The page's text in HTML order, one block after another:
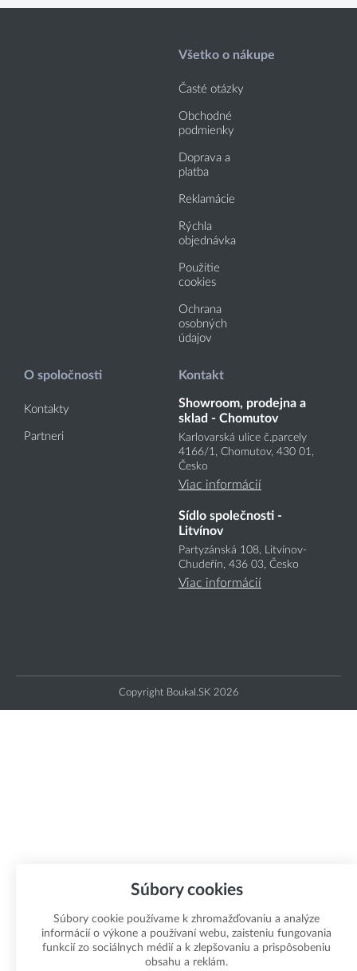
Všetko o nákupe
Časté otázky
Obchodné
podmienky
Doprava a
platba
Reklamácie
Rýchla
objednávka
Použitie
cookies
Ochrana
osobných
údajov
O spoločnosti
Kontakty
Partneri
Kontakt
Showroom, prodejna a
sklad - Chomutov
Karlovarská ulice č.parcely
4166/1, Chomutov, 430 01,
Česko
Viac informácií
Sídlo společnosti -
Litvínov
Partyzánská 108, Litvínov-
Chudeřín, 436 03, Česko
Viac informácií
Copyright Boukal.SK 2026
Súbory cookies
Súbory cookie používame k zhromažďovaniu a analýze
informácií o výkone a používaní webu, zaisteniu fungovania
funkcií zo sociálnych médií a k zlepšovaniu a prispôsobeniu
obsahu a reklám.